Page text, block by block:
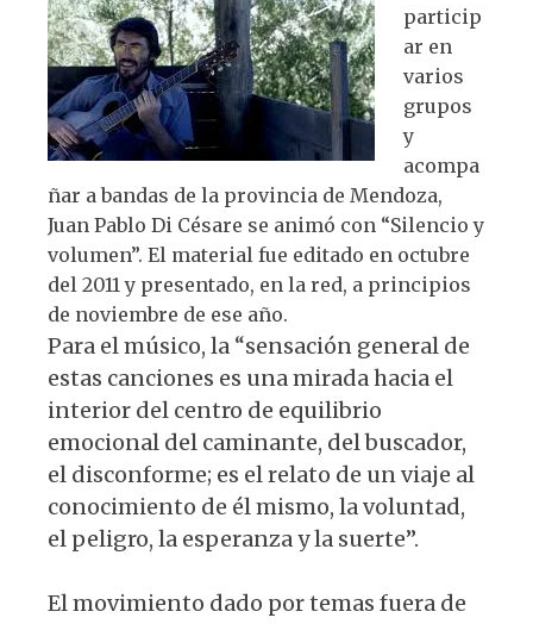
particip
ar en
varios
grupos
y
acompa
ñar a bandas de la provincia de Mendoza,
Juan Pablo Di Césare se animó con “Silencio y
volumen”. El material fue editado en octubre
del 2011 y presentado, en la red, a principios
de noviembre de ese año.
Para el músico, la “sensación general de
estas canciones es una mirada hacia el
interior del centro de equilibrio
emocional del caminante, del buscador,
el disconforme; es el relato de un viaje al
conocimiento de él mismo, la voluntad,
el peligro, la esperanza y la suerte”.
El movimiento dado por temas fuera de